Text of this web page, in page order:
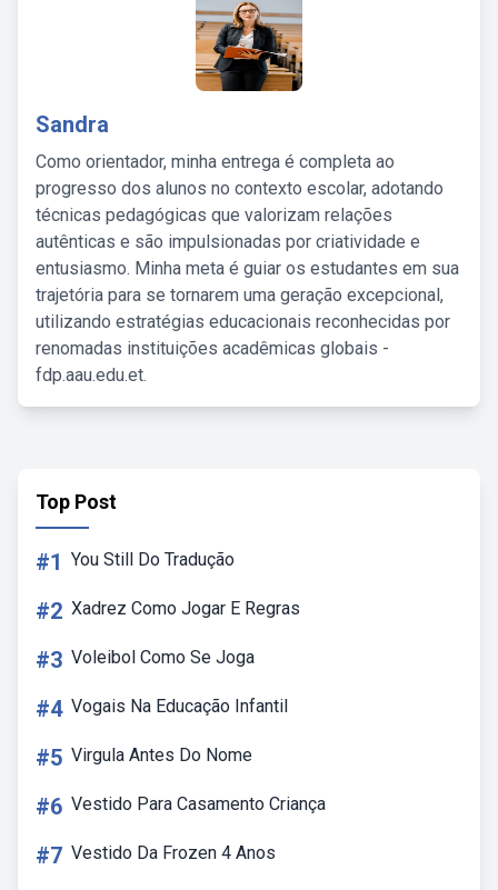
Sandra
Como orientador, minha entrega é completa ao
progresso dos alunos no contexto escolar, adotando
técnicas pedagógicas que valorizam relações
autênticas e são impulsionadas por criatividade e
entusiasmo. Minha meta é guiar os estudantes em sua
trajetória para se tornarem uma geração excepcional,
utilizando estratégias educacionais reconhecidas por
renomadas instituições acadêmicas globais -
fdp.aau.edu.et.
Top Post
#1 You Still Do Tradução
#2 Xadrez Como Jogar E Regras
#3 Voleibol Como Se Joga
#4 Vogais Na Educação Infantil
#5 Virgula Antes Do Nome
#6 Vestido Para Casamento Criança
#7 Vestido Da Frozen 4 Anos